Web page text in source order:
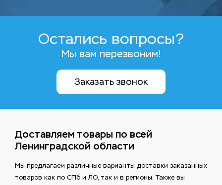
Остались вопросы?
Мы вам перезвоним!
Заказать звонок
Доставляем товары по всей
Ленинградской области
Мы предлагаем различные варианты доставки заказанных
товаров как по СПб и ЛО, так и в регионы. Также вы